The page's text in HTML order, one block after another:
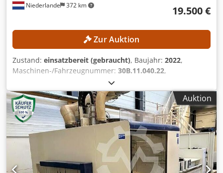
Niederlande 372 km 19.500 €
Zur Auktion
Zustand: einsatzbereit (gebraucht), Baujahr: 2022,
Maschinen-/Fahrzeugnummer: 30B.11.040.22,
voll funktionsfähig
DETAILS Arbeitsbereich X-Achse: 3.300 mm Arbeitsbereich
Y-Achse: 1.280 mm Arbeitsbereich Z-Achse: 250 mm
Verfahrweg X-Achse: 4.000 mm Verfahrweg Y-Achse: 1.670
mm Verfahrweg Z-Achse: 500 mm Frässpindel Anzahl
Frässpindeln: 1 Stk. Max. Spindeldrehzahl: 24.000 U/min
Hauptmotorleistung: 11 kW Werkzeugspannsystem: HSK-
F63 Tischausführung: Balkentisch Tischlänge: 3.300 mm
Tischbreite: 1.280 mm Materialklemmung: Pneumatisch
Auktion